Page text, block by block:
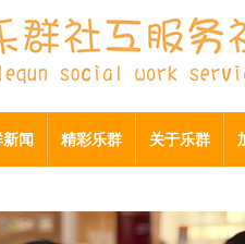
闻 精彩乐群 关于乐群